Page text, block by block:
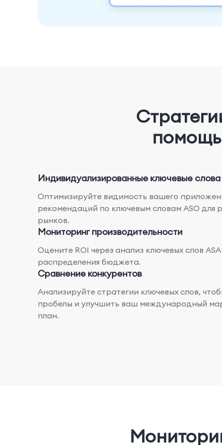
Индивидуализированные ключевые слова
Оптимизируйте видимость вашего
рекомендаций по ключевым словам ASO для
рынков.
Мониторинг производительности
Оцените ROI через анализ ключевых слов
распределения бюджета.
Сравнение конкурентов
Анализируйте стратегии ключевых слов,
пробелы и улучшить ваш международный
план.